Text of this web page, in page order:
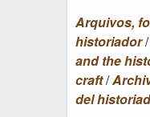
Arquivos,
historiador/
and the
craft/
del